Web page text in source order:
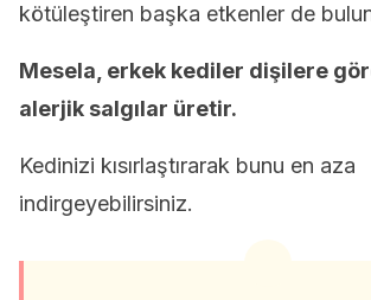
kötüleştiren başka etkenler de
Mesela, erkek kediler dişilere
alerjik salgılar üretir.
Kedinizi kısırlaştırarak bunu en aza
indirgeyebilirsiniz.